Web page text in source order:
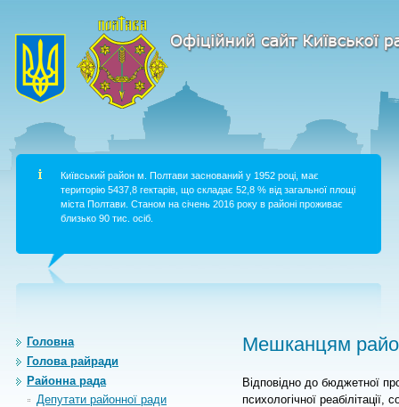
Київський район м. Полтави заснований у 1952 році, має
територію 5437,8 гектарів, що складає 52,8 % від загальної площі
міста Полтави. Станом на січень 2016 року в районі проживає
близько 90 тис. осіб.
Головна
Голова райради
Районна рада
Депутати районної ради
Мешканцям
Відповідно до бюджетної
психологічної реабілітації,